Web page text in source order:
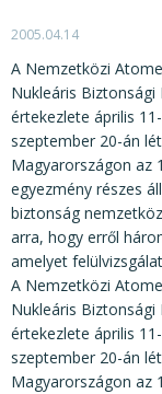
SAJTÓSZOBA
HIRDETMÉNYEK
BEMUTATKOZÁS
FELADATOK
KÖZÉRDEKŰ
JOGI
KIADVÁNYOK,
2005.04.14
A Nemzetközi
Nukleáris Biztonsági
értekezlete április
szeptember 20-án
Magyarországon az
egyezmény részes
biztonság
arra, hogy erről
amelyet
A Nemzetközi
Nukleáris Biztonsági
értekezlete április
szeptember 20-án
Magyarországon az